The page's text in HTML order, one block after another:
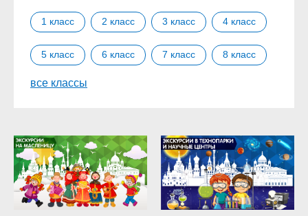
1 класс 2 класс 3 класс 4 класс
5 класс 6 класс 7 класс 8 класс
9 класс
все классы